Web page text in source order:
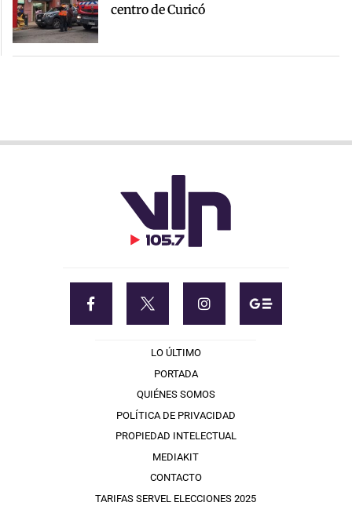
centro de Curicó
LO ÚLTIMO
PORTADA
QUIÉNES SOMOS
POLÍTICA DE PRIVACIDAD
PROPIEDAD INTELECTUAL
MEDIAKIT
CONTACTO
TARIFAS SERVEL ELECCIONES 2025